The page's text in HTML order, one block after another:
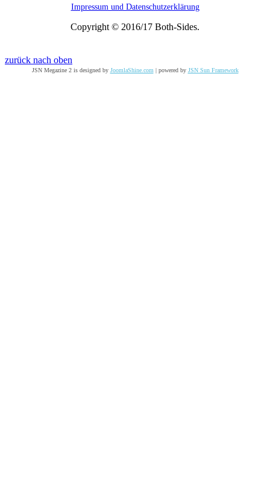
Impressum und Datenschutzerklärung
Copyright © 2016/17 Both-Sides.
zurück nach oben
JSN Megazine 2 is designed by JoomlaShine.com | powered by JSN Sun Framework